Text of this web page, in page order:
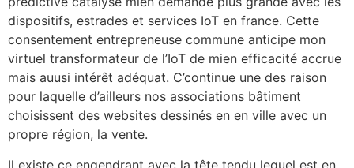
dispositifs, estrades et services IoT en france. Cette
consentement entrepreneuse commune anticipe mon
virtuel transformateur de l’IoT de mien efficacité accrue
mais auusi intérêt adéquat. C’continue une des raison
pour laquelle d’ailleurs nos associations bâtiment
choisissent des websites dessinés en en ville avec un
propre région, la vente.
Il existe ce engendrant avec la tête tendu lequel est en